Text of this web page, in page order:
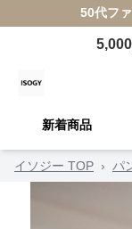
50代フ
5,000
新着商品
イソジー TOP › パ